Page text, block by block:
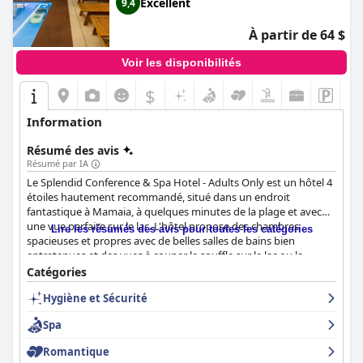
À partir de 64 $
Voir les disponibilités
$
Information
Résumé des avis
Résumé par IA
Le Splendid Conference & Spa Hotel - Adults Only est un hôtel 4
étoiles hautement recommandé, situé dans un endroit
fantastique à Mamaia, à quelques minutes de la plage et avec
une vue parfaite sur le lac. L'hôtel propose des chambres
spacieuses et propres avec de belles salles de bains bien
entretenues et des vues à couper le souffle sur le lac ou la
station balnéaire. Le petit déjeuner est riche, varié et délicieux,
avec une grande variété de fruits, de légumes, de fromages et
de viandes. Les installations de spa sont une caractéristique
remarquable, avec tout ce qui est disponible, des saunas et des
piscines aux massages professionnels, et l'espace piscine et spa
est accueillant et mérite une visite pendant votre séjour. La
propreté de l'hôtel est décrite comme exemplaire et d'un niveau
Lire les résumés des avis pour toutes les catégories
Catégories
Hygiène et Sécurité
Spa
Romantique